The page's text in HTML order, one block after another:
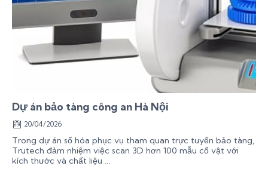
Dự án bảo tàng công an Hà Nội
20/04/2026
Trong dự án số hóa phục vụ tham quan trực tuyến bảo tàng,
Trutech đảm nhiệm việc scan 3D hơn 100 mẫu cổ vật với
kích thước và chất liệu ...